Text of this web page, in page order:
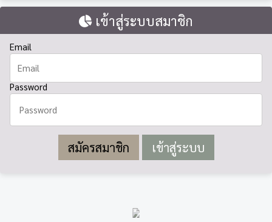
เข้าสู่ระบบสมาชิก
Email
Password
สมัครสมาชิก